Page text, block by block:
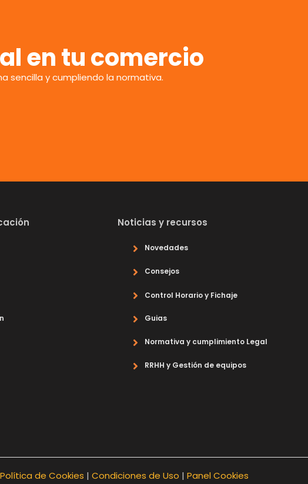
en tu comercio
sencilla y cumpliendo la normativa.
Noticias y recursos
Novedades
Consejos
Control Horario y Fichaje
Guias
Normativa y cumplimiento Legal
RRHH y Gestión de equipos
Política de Cookies | Condiciones de Uso | Panel Cookies